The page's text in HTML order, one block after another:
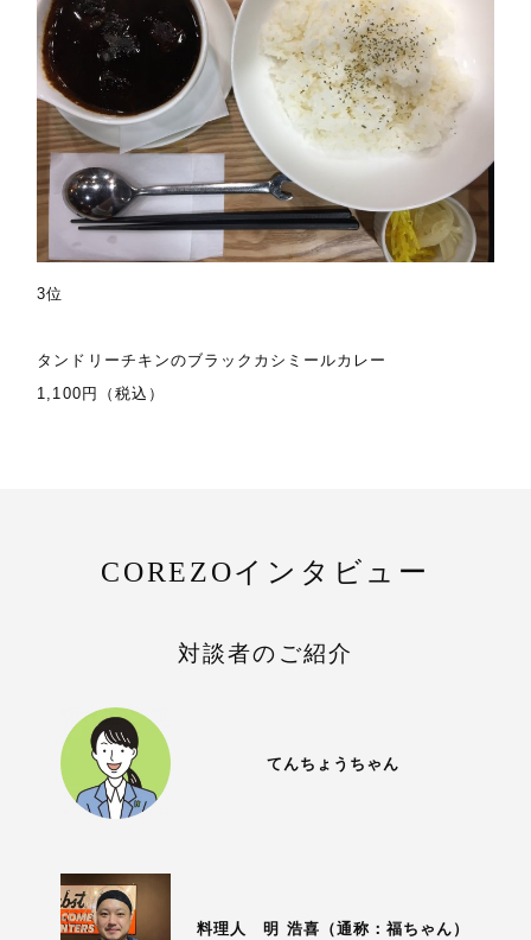
3位
タンドリーチキンのブラックカシミールカレー
1,100円（税込）
COREZOインタビュー
対談者のご紹介
てんちょうちゃん
料理人 明 浩喜（通称：福ちゃん）